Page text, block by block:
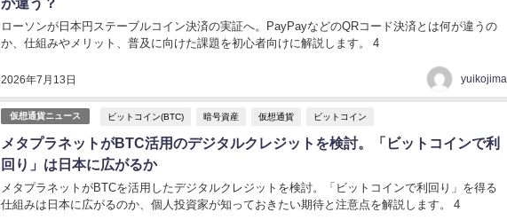
2026年7月13日
ローソンが日本円ステーブルコイン決済の実証へ。PayPayなどのQRコード決済とは何が違うの
か、仕組みやメリット、普及に向けた課題を初心者向けに解説します。 4
yuikojima
仮想通貨ニュース ビットコイン(BTC) 暗号資産 仮想通貨 ビットコイン
メタプラネットがBTC活用のデジタルクレジットを検討。「ビットコインで利
回り」は日本に広がるか
メタプラネットがBTCを活用したデジタルクレジットを検討。「ビットコインで利回り」を得る
仕組みは日本に広がるのか、個人投資家が知っておきたい期待と注意点を解説します。 4